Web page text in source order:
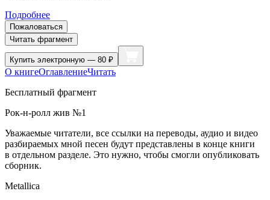
Подробнее
Пожаловаться
Читать фрагмент
Купить электронную — 80 ₽
О книгеОглавлениеЧитать
Бесплатный фрагмент
Рок-н-ролл жив №1
Уважаемые читатели, все ссылки на переводы, аудио и видео
разбираемых мной песен будут представлены в конце книги
в отдельном разделе. Это нужно, чтобы смогли опубликовать
сборник.
Metallica